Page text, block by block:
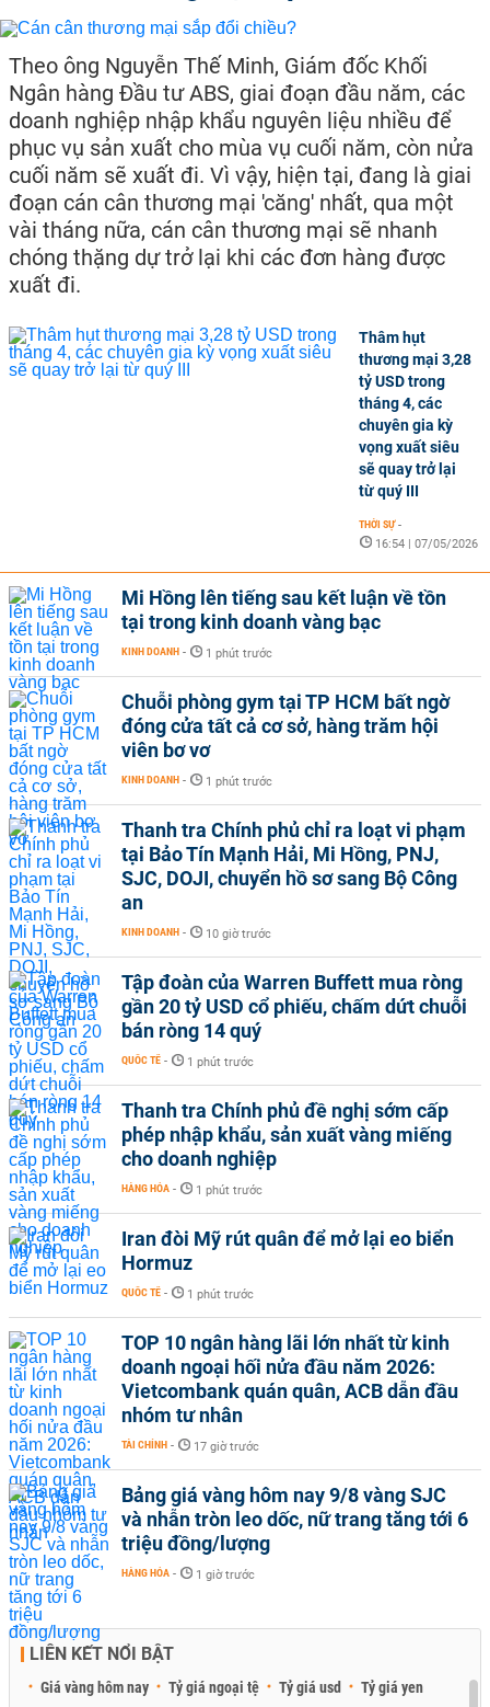
Theo ông Nguyễn Thế Minh, Giám đốc Khối
Ngân hàng Đầu tư ABS, giai đoạn đầu năm, các
doanh nghiệp nhập khẩu nguyên liệu nhiều để
phục vụ sản xuất cho mùa vụ cuối năm, còn nửa
cuối năm sẽ xuất đi. Vì vậy, hiện tại, đang là giai
đoạn cán cân thương mại 'căng' nhất, qua một
vài tháng nữa, cán cân thương mại sẽ nhanh
chóng thặng dự trở lại khi các đơn hàng được
xuất đi.
Thâm hụt
thương mại 3,28
tỷ USD trong
tháng 4, các
chuyên gia kỳ
vọng xuất siêu
sẽ quay trở lại
từ quý III
THỜI SỰ -
16:54 | 07/05/2026
Mi Hồng lên tiếng sau kết luận về tồn
tại trong kinh doanh vàng bạc
KINH DOANH - 1 phút trước
Chuỗi phòng gym tại TP HCM bất ngờ
đóng cửa tất cả cơ sở, hàng trăm hội
viên bơ vơ
KINH DOANH - 1 phút trước
Thanh tra Chính phủ chỉ ra loạt vi phạm
tại Bảo Tín Mạnh Hải, Mi Hồng, PNJ,
SJC, DOJI, chuyển hồ sơ sang Bộ Công
an
KINH DOANH - 10 giờ trước
Tập đoàn của Warren Buffett mua ròng
gần 20 tỷ USD cổ phiếu, chấm dứt chuỗi
bán ròng 14 quý
QUỐC TẾ - 1 phút trước
Thanh tra Chính phủ đề nghị sớm cấp
phép nhập khẩu, sản xuất vàng miếng
cho doanh nghiệp
HÀNG HÓA - 1 phút trước
Iran đòi Mỹ rút quân để mở lại eo biển
Hormuz
QUỐC TẾ - 1 phút trước
TOP 10 ngân hàng lãi lớn nhất từ kinh
doanh ngoại hối nửa đầu năm 2026:
Vietcombank quán quân, ACB dẫn đầu
nhóm tư nhân
TÀI CHÍNH - 17 giờ trước
Bảng giá vàng hôm nay 9/8 vàng SJC
và nhẫn tròn leo dốc, nữ trang tăng tới 6
triệu đồng/lượng
HÀNG HÓA - 1 giờ trước
LIÊN KẾT NỔI BẬT
Giá vàng hôm nay Tỷ giá ngoại tệ Tỷ giá usd Tỷ giá yen